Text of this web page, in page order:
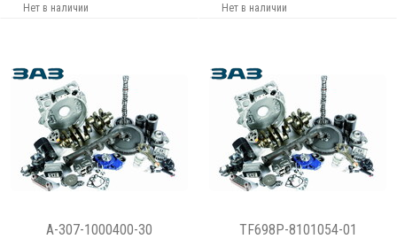
Нет в наличии Нет в наличии
A-307-1000400-30 TF698P-8101054-01